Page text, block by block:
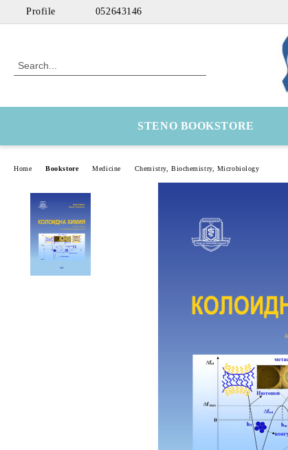
Profile 052643146
STENO BOOKSTORE
Home Bookstore Medicine Chemistry, Biochemistry, Microbiology